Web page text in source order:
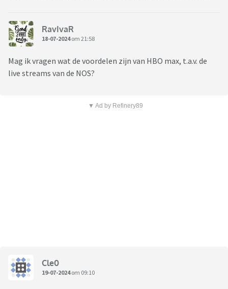
RavIvaR
18-07-2024om 21:58
Mag ik vragen wat de voordelen zijn van HBO max, t.a.v. de
live streams van de NOS?
▼ Ad by Refinery89
Cle0
19-07-2024om 09:10